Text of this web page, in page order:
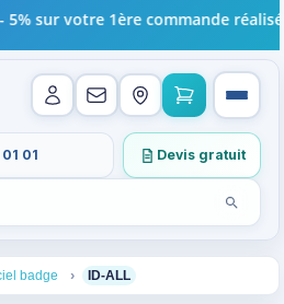
au focus. Tapez au moins 2
Lancer
01 Devis gratuit
sur votre 1ère commande
badge ID-ALL 3